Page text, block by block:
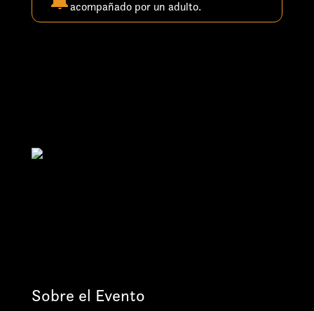
acompañado por un adulto.
Sobre el Evento